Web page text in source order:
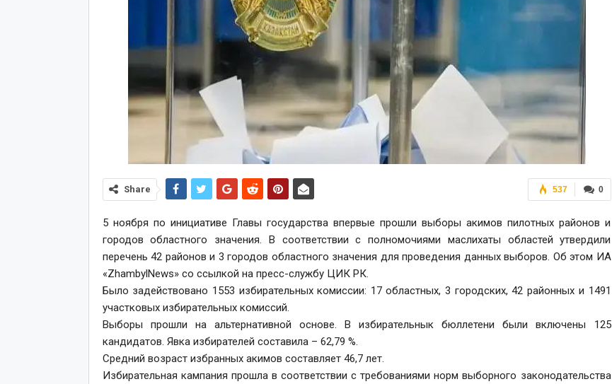
0
537
Share
5 ноября по инициативе Главы государства впервые прошли выборы акимов пилотных районов и
городов областного значения. В соответствии с полномочиями маслихаты областей утвердили
перечень 42 районов и 3 городов областного значения для проведения данных выборов. Об этом ИА
«ZhambylNews» со ссылкой на пресс-службу ЦИК РК.
Было задействовано 1553 избирательных комиссии: 17 областных, 3 городских, 42 районных и 1491
участковых избирательных комиссий.
Выборы прошли на альтернативной основе. В избирательнык бюллетени были включены 125
кандидатов. Явка избирателей составила – 62,79 %.
Средний возраст избранных акимов составляет 46,7 лет.
Избирательная кампания прошла в соответствии с требованиями норм выборного законодательства